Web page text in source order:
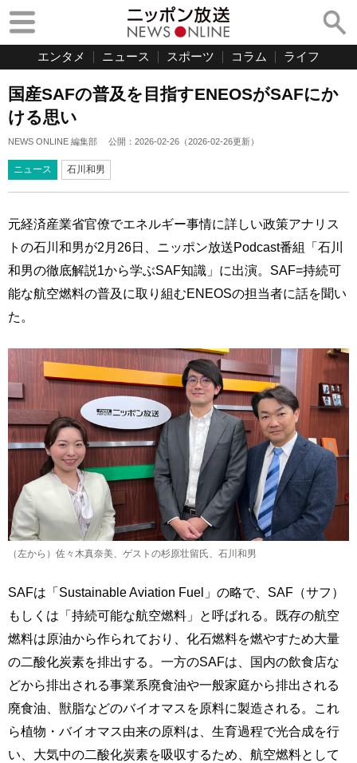
エンタメ ニュース スポーツ コラム ライフ
国産SAFの普及を目指すENEOSがSAFにか
ける思い
NEWS ONLINE 編集部 公開： 2026-02-26 （2026-02-26更新）
ニュース 石川和男
元経済産業省官僚でエネルギー事情に詳しい政策アナリス
トの石川和男が2月26日、ニッポン放送Podcast番組「石川
和男の徹底解説1から学ぶSAF知識」に出演。SAF=持続可
能な航空燃料の普及に取り組むENEOSの担当者に話を聞い
た。
（左から）佐々木真奈美、ゲストの杉原壮留氏、石川和男
SAFは「Sustainable Aviation Fuel」の略で、SAF（サフ）
もしくは「持続可能な航空燃料」と呼ばれる。既存の航空
燃料は原油から作られており、化石燃料を燃やすため大量
の二酸化炭素を排出する。一方のSAFは、国内の飲食店な
どから排出される事業系廃食油や一般家庭から排出される
廃食油、獣脂などのバイオマスを原料に製造される。これ
ら植物・バイオマス由来の原料は、生育過程で光合成を行
い、大気中の二酸化炭素を吸収するため、航空燃料として